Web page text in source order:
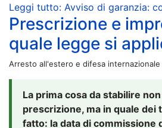
Leggi tutto: Avviso di garanzia:
Prescrizione e
quale legge si
Arresto all'estero e difesa internazionale
La prima cosa da stabilire
prescrizione, ma in quale dei
fatto: la data di commissione